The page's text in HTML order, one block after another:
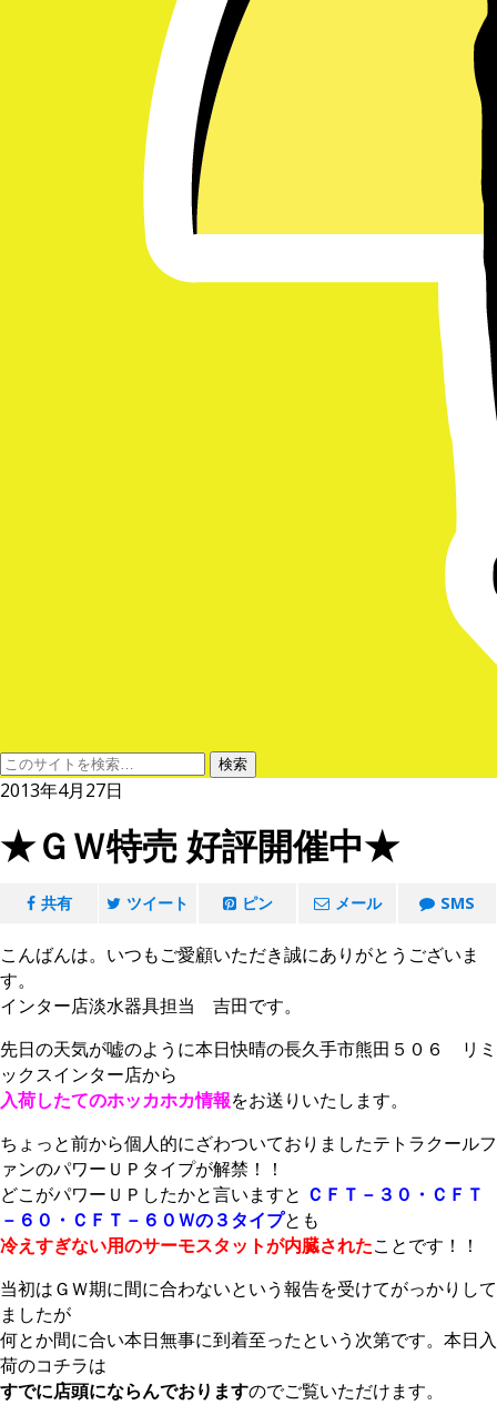
2013年4月27日
★ＧＷ特売 好評開催中★
共有 ツイート ピン メール SMS
こんばんは。いつもご愛顧いただき誠にありがとうございま
す。
インター店淡水器具担当 吉田です。
先日の天気が嘘のように本日快晴の長久手市熊田５０６ リミ
ックスインター店から
入荷したてのホッカホカ情報をお送りいたします。
ちょっと前から個人的にざわついておりましたテトラクールフ
ァンのパワーＵＰタイプが解禁！！
どこがパワーＵＰしたかと言いますと ＣＦＴ－３０・ＣＦＴ
－６０・ＣＦＴ－６０Ｗの３タイプとも
冷えすぎない用のサーモスタットが内臓されたことです！！
当初はＧＷ期に間に合わないという報告を受けてがっかりして
ましたが
何とか間に合い本日無事に到着至ったという次第です。本日入
荷のコチラは
すでに店頭にならんでおりますのでご覧いただけます。